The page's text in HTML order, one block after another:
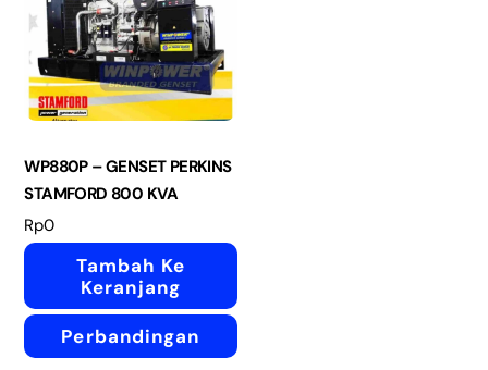
WP880P – GENSET PERKINS
STAMFORD 800 KVA
Rp0
Tambah Ke
Keranjang
Perbandingan